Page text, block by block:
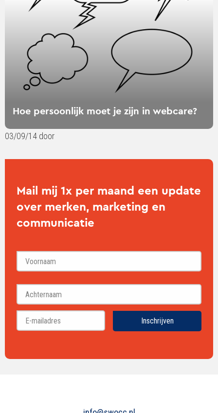
Hoe persoonlijk moet je zijn in webcare?
03/09/14 door
Mail mij 1x per maand een update
over merken, marketing en
communicatie
Voornaam
Achternaam
Inschrijven